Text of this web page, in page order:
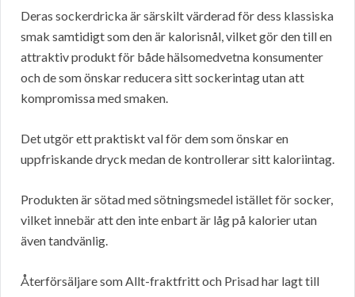
Deras sockerdricka är särskilt värderad för dess klassiska
smak samtidigt som den är kalorisnål, vilket gör den till en
attraktiv produkt för både hälsomedvetna konsumenter
och de som önskar reducera sitt sockerintag utan att
kompromissa med smaken.
Det utgör ett praktiskt val för dem som önskar en
uppfriskande dryck medan de kontrollerar sitt kaloriintag.
Produkten är sötad med sötningsmedel istället för socker,
vilket innebär att den inte enbart är låg på kalorier utan
även tandvänlig.
Återförsäljare som Allt-fraktfritt och Prisad har lagt till